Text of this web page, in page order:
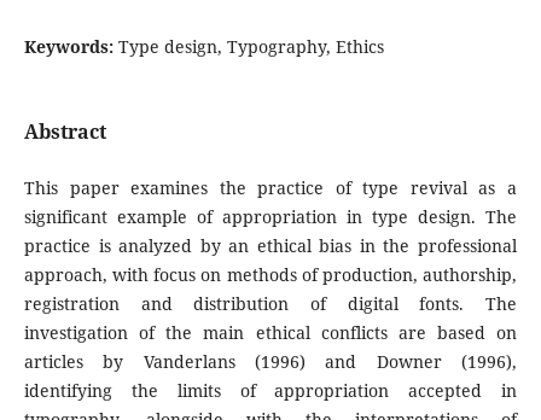
Keywords: Type design, Typography, Ethics
Abstract
This paper examines the practice of type revival as a
significant example of appropriation in type design. The
practice is analyzed by an ethical bias in the professional
approach, with focus on methods of production, authorship,
registration and distribution of digital fonts. The
investigation of the main ethical conflicts are based on
articles by Vanderlans (1996) and Downer (1996),
identifying the limits of appropriation accepted in